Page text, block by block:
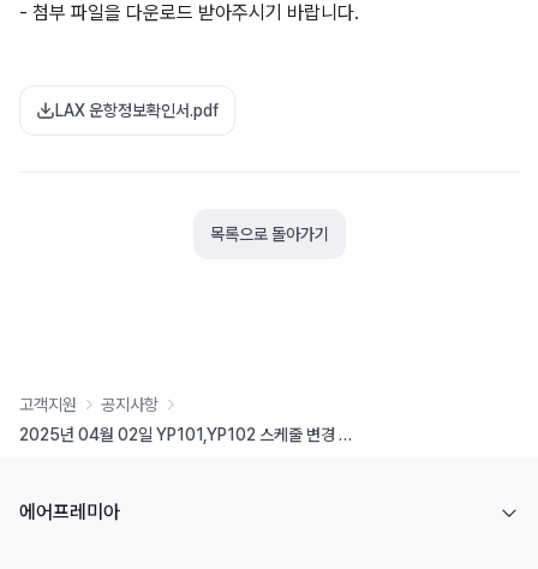
- 첨부 파일을 다운로드 받아주시기 바랍니다.
LAX 운항정보확인서.pdf
목록으로 돌아가기
고객지원
공지사항
2025년 04월 02일 YP101,YP102 스케줄 변경 안내
에어프레미아